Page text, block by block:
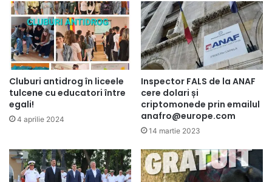
Cluburi antidrog în liceele
tulcene cu educatori între
egali!
4 aprilie 2024
Inspector FALS de la ANAF
cere dolari și
criptomonede prin emailul
anafro@europe.com
14 martie 2023